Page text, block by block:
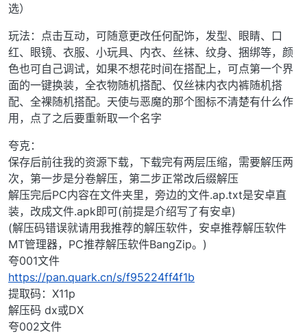
选）
玩法：点击互动，可随意更改任何配饰，发型、眼睛、口
红、眼镜、衣服、小玩具、内衣、丝袜、纹身、捆绑等，颜
色也可自己调试，如果不想花时间在搭配上，可点第一个界
面的一键换装，全衣物随机搭配、仅丝袜内衣内裤随机搭
配、全裸随机搭配。天使与恶魔的那个图标不清楚有什么作
用，点了之后要重新取一个名字
夸克：
保存后前往我的资源下载，下载完有两层压缩，需要解压两
次，第一步是分卷解压，第二步正常改后缀解压
解压完后PC内容在文件夹里，旁边的文件.ap.txt是安卓直
装，改成文件.apk即可(前提是介绍写了有安卓)
(解压码错误就请用我推荐的解压软件，安卓推荐解压软件
MT管理器，PC推荐解压软件BangZip。)
夸001文件
https://pan.quark.cn/s/f95224ff4f1b
提取码：X11p
解压码 dx或DX
夸002文件